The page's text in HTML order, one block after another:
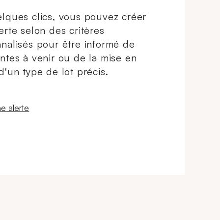
clics, vous pouvez créer
selon des critères
pour être informé de
à venir ou de la mise en
type de lot précis.
fenêtre
alerte